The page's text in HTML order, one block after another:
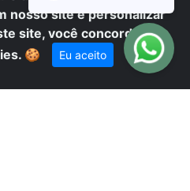
nosso site e personalizar
site, você concorda com
🍪 Eu aceito